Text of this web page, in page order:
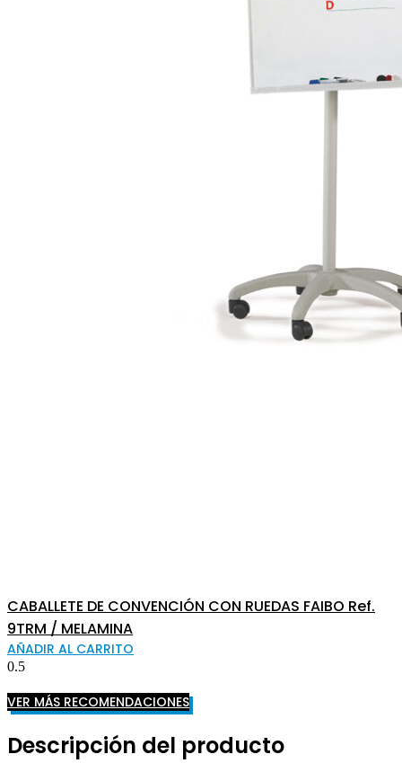
CABALLETE DE CONVENCIÓN CON RUEDAS FAIBO Ref.
9TRM / MELAMINA
AÑADIR AL CARRITO
VER MÁS RECOMENDACIONES
Descripción del producto